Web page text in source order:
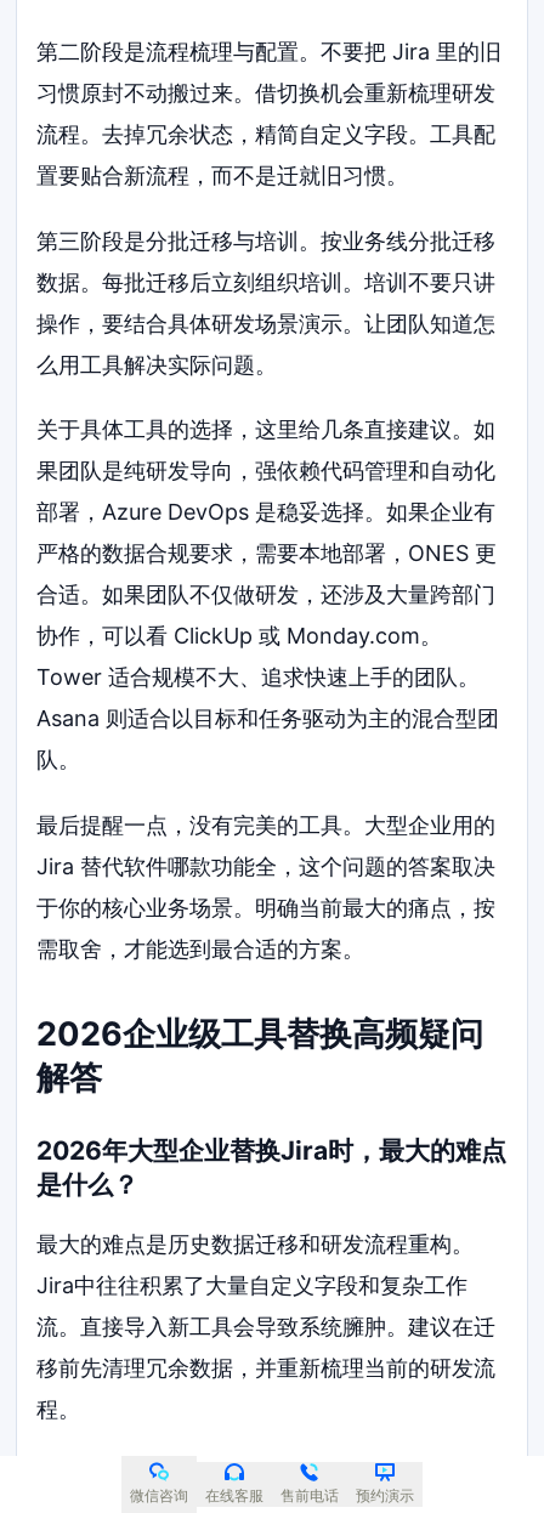
第二阶段是流程梳理与配置。不要把 Jira 里的旧
习惯原封不动搬过来。借切换机会重新梳理研发
流程。去掉冗余状态，精简自定义字段。工具配
置要贴合新流程，而不是迁就旧习惯。
第三阶段是分批迁移与培训。按业务线分批迁移
数据。每批迁移后立刻组织培训。培训不要只讲
操作，要结合具体研发场景演示。让团队知道怎
么用工具解决实际问题。
关于具体工具的选择，这里给几条直接建议。如
果团队是纯研发导向，强依赖代码管理和自动化
部署，Azure DevOps 是稳妥选择。如果企业有
严格的数据合规要求，需要本地部署，ONES 更
合适。如果团队不仅做研发，还涉及大量跨部门
协作，可以看 ClickUp 或 Monday.com。
Tower 适合规模不大、追求快速上手的团队。
Asana 则适合以目标和任务驱动为主的混合型团
队。
最后提醒一点，没有完美的工具。大型企业用的
Jira 替代软件哪款功能全，这个问题的答案取决
于你的核心业务场景。明确当前最大的痛点，按
需取舍，才能选到最合适的方案。
2026企业级工具替换高频疑问
解答
2026年大型企业替换Jira时，最大的难点
是什么？
最大的难点是历史数据迁移和研发流程重构。
Jira中往往积累了大量自定义字段和复杂工作
流。直接导入新工具会导致系统臃肿。建议在迁
移前先清理冗余数据，并重新梳理当前的研发流
程。
这些工具中哪些支持本地化部署？
微信咨询 在线客服 售前电话 预约演示